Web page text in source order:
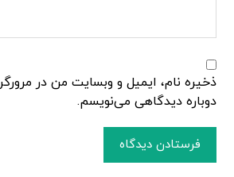
ذخیره نام، ایمیل و وبسایت من در
دوباره دیدگاهی می‌نویسم.
فرستادن دیدگاه